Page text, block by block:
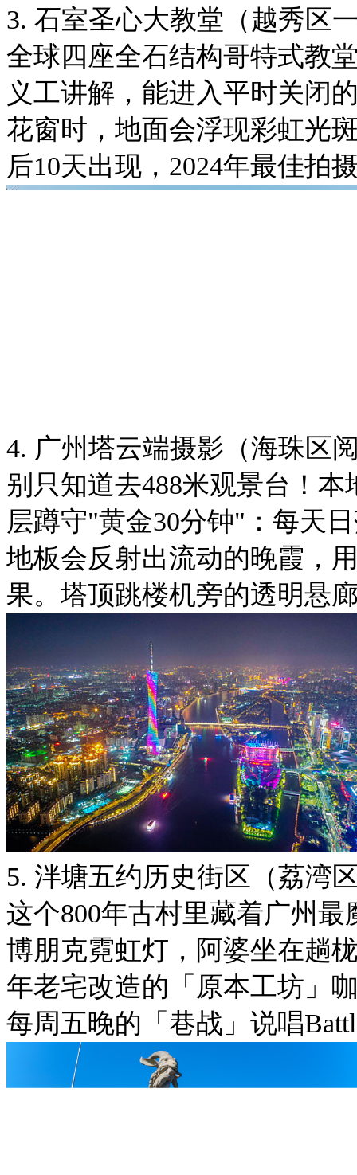
3. 石室圣心大教堂（越秀区
全球四座全石结构哥特式教
义工讲解，能进入平时关闭
花窗时，地面会浮现彩虹光
后10天出现，2024年最佳拍
4. 广州塔云端摄影（海珠区
别只知道去488米观景台！
层蹲守"黄金30分钟"：每天
地板会反射出流动的晚霞，
果。塔顶跳楼机旁的透明悬
5. 泮塘五约历史街区（荔湾
这个800年古村里藏着广州
博朋克霓虹灯，阿婆坐在趟
年老宅改造的「原本工坊」
每周五晚的「巷战」说唱